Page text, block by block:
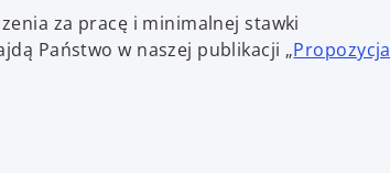
za pracę i minimalnej stawki
Państwo w naszej publikacji „Propozycja